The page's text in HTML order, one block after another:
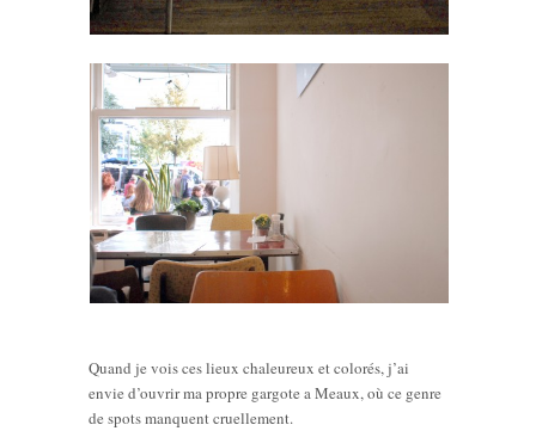
Quand je vois ces lieux chaleureux et colorés, j’ai
envie d’ouvrir ma propre gargote a Meaux, où ce genre
de spots manquent cruellement.